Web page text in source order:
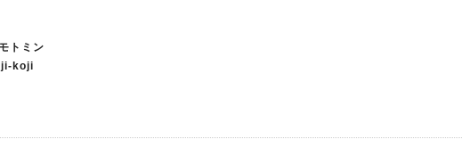
トミン
koji